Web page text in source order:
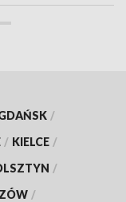
/
/ KIELCE /
/
/